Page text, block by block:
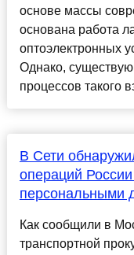
основе массы
основана работа
оптоэлектронных
Однако,
процессов такого
В Сети
операций
персональными
Как сообщили в
транспортной